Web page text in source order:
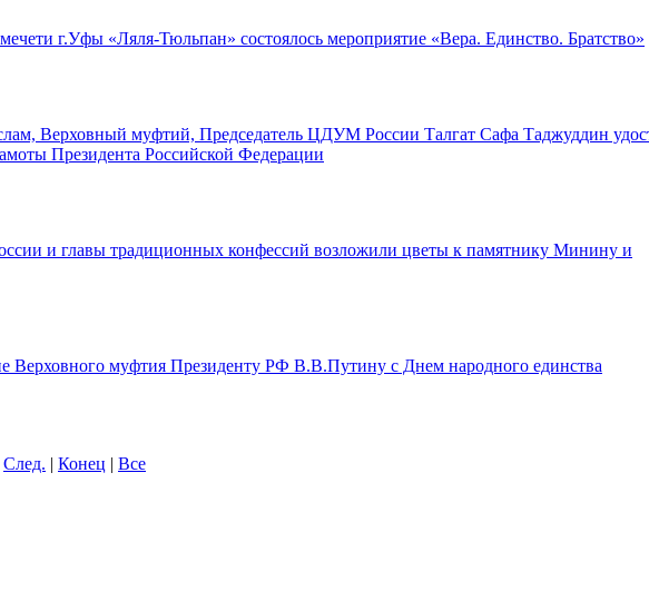
г.Уфы «Ляля-Тюльпан» состоялось мероприятие «Вера. Единство. Братство»
Верховный муфтий, Председатель ЦДУМ России Талгат Сафа Таджуддин
Президента Российской Федерации
и главы традиционных конфессий возложили цветы к памятнику Минину и
Верховного муфтия Президенту РФ В.В.Путину с Днем народного единства
След. | Конец | Все